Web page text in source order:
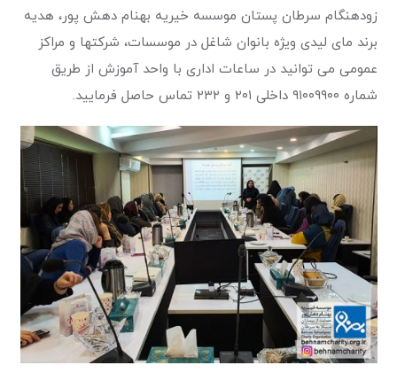
زودهنگام سرطان پستان موسسه خیریه بهنام دهش پور، هدیه
برند مای لیدی ویژه بانوان شاغل در موسسات، شرکتها و مراکز
عمومی می توانید در ساعات اداری با واحد آموزش از طریق
شماره ۹۱۰۰۹۹۰۰ داخلی ۲۰۱ و ۲۳۲ تماس حاصل فرمایید.